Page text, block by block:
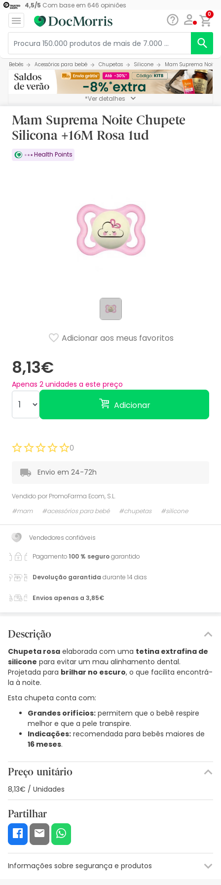
4,5/5 Com base em 646 opiniões
0
Bebés Acessórios para bebé Chupetas Silicone Mam Suprema Noite
*Ver detalhes
Mam Suprema Noite Chupete
Silicona +16M Rosa 1ud
Health Points
8,13€
Apenas 2 unidades a este preço
Adicionar
Adicionar aos meus favoritos
0
Envio em 24-72h
Vendido por PromoFarma Ecom, S.L.
#mam
#acessórios para bebé #chupetas #silicone
Vendedores confiáveis
Pagamento100 % segurogarantido
Devolução garantida durante 14 dias
Envios apenas a 3,85€
Descrição
Chupeta rosa elaborada com uma tetina extrafina de
silicone para evitar um mau alinhamento dental.
Projetada para brilhar no escuro, o que facilita encontrá-
la à noite.
Esta chupeta conta com:
Grandes orifícios: permitem que o bebê respire
melhor e que a pele transpire.
Indicações: recomendada para bebês maiores de
16 meses.
Preço unitário
8,13€ / Unidades
Partilhar
Informações sobre segurança e produtos